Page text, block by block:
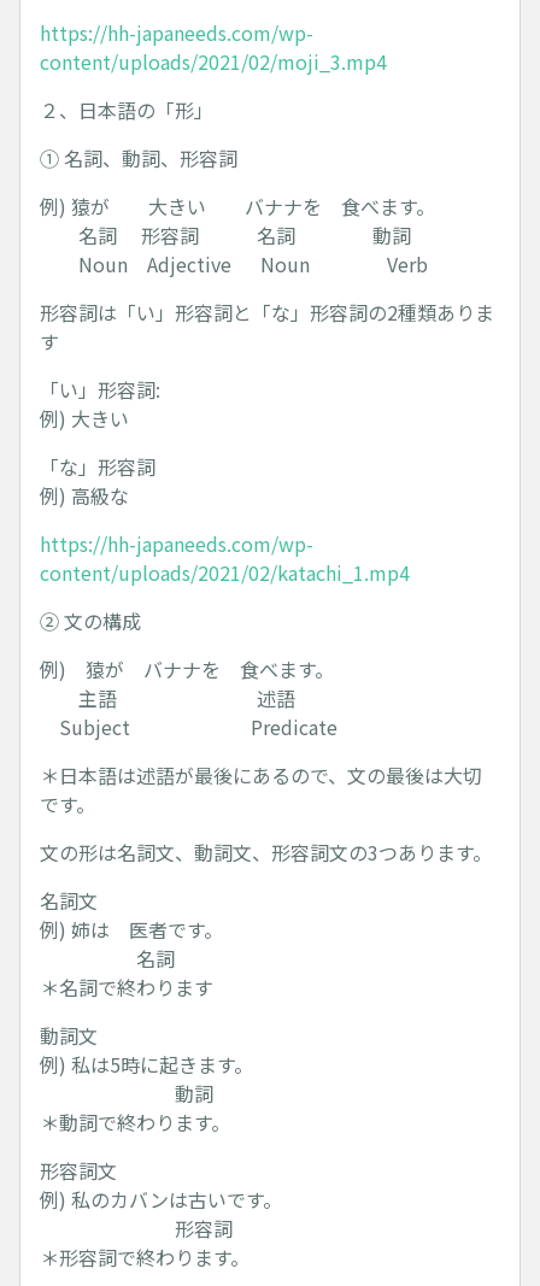
https://hh-japaneeds.com/wp-
content/uploads/2021/02/moji_3.mp4
２、日本語の「形」
① 名詞、動詞、形容詞
例) 猿が 大きい バナナを 食べます。
名詞 形容詞 名詞 動詞
Noun Adjective Noun Verb
形容詞は「い」形容詞と「な」形容詞の2種類ありま
す
「い」形容詞:
例) 大きい
「な」形容詞
例) 高級な
https://hh-japaneeds.com/wp-
content/uploads/2021/02/katachi_1.mp4
② 文の構成
例) 猿が バナナを 食べます。
主語 述語
Subject Predicate
＊日本語は述語が最後にあるので、文の最後は大切
です。
文の形は名詞文、動詞文、形容詞文の3つあります。
名詞文
例) 姉は 医者です。
名詞
＊名詞で終わります
動詞文
例) 私は5時に起きます。
動詞
＊動詞で終わります。
形容詞文
例) 私のカバンは古いです。
形容詞
＊形容詞で終わります。